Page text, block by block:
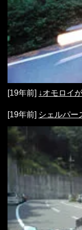
[19年前] ↓オモロイ
[19年前] シェルパ